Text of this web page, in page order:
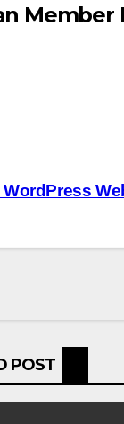
WordPress
POST